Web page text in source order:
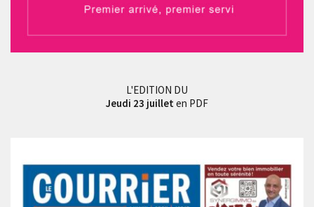
L'EDITION DU
Jeudi 23 juillet en PDF